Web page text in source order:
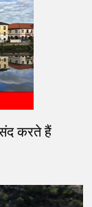
करते हैं